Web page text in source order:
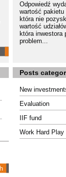
Odpowiedź
wartość pakietu
która nie
wartość
która inwestora
problem...
Posts
New
Evaluation
IIF fund
Work Hard Play